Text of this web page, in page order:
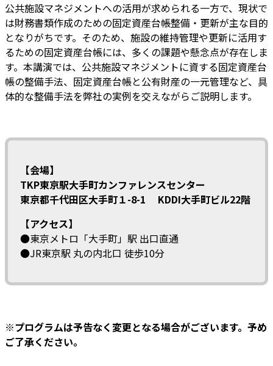
公共施設マネジメントへの活用が求められる一方で、現状で
は財務書類作成のための固定資産台帳整備・更新が主な目的
となりがちです。そのため、施設の維持管理や更新に活用す
るための固定資産台帳には、多くの課題や懸念点が存在しま
す。本講演では、公共施設マネジメントに資する固定資産台
帳の整備手法、固定資産台帳と公有財産の一元管理など、具
体的な整備手法を弊社の実例を交えながらご説明します。
【会場】
TKP東京駅大手町カンファレンスセンター
東京都千代田区大手町１-8-1 KDDI大手町ビル22階
【アクセス】
●東京メトロ「大手町」駅 出口直通
●JR東京駅 丸の内北口 徒歩10分
※プログラムは予告なく変更となる場合がございます。予め
ご了承ください。